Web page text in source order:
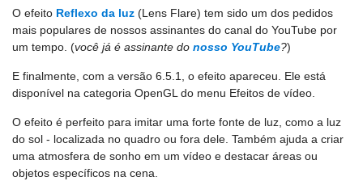
O efeito Reflexo da luz (Lens Flare) tem sido um dos pedidos
mais populares de nossos assinantes do canal do YouTube por
um tempo. (você já é assinante do nosso YouTube?)
E finalmente, com a versão 6.5.1, o efeito apareceu. Ele está
disponível na categoria OpenGL do menu Efeitos de vídeo.
O efeito é perfeito para imitar uma forte fonte de luz, como a luz
do sol - localizada no quadro ou fora dele. Também ajuda a criar
uma atmosfera de sonho em um vídeo e destacar áreas ou
objetos específicos na cena.